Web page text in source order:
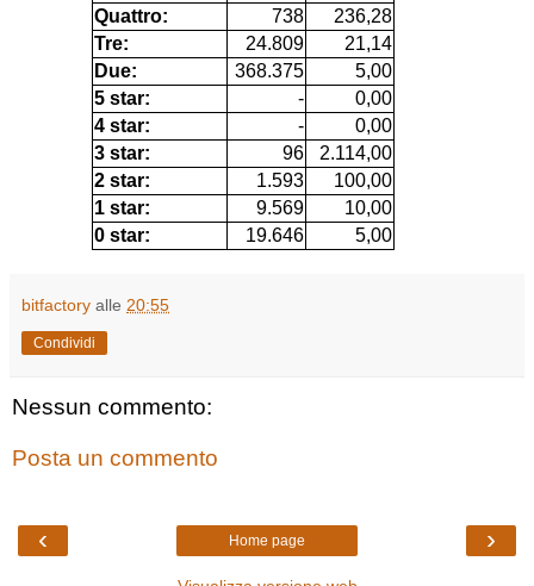
Quattro:
738
236,28
Tre:
24.809
21,14
Due:
368.375
5,00
5 star:
-
0,00
4 star:
-
0,00
3 star:
96
2.114,00
2 star:
1.593
100,00
1 star:
9.569
10,00
0 star:
19.646 5,00
bitfactory alle 20:55
Condividi
Nessun commento:
Posta un commento
‹ ›
Home page